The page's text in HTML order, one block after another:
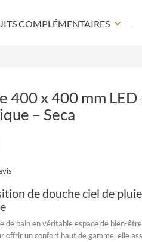
COMPLÉMENTAIRES keyboard_arrow_down
400 x 400 mm
– Seca
de douche ciel de
de bain en véritable espace de bien-
offrir un confort haut de gamme, elle